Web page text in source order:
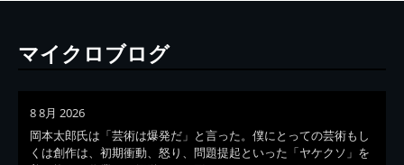
マイクロブログ
8 8月 2026
岡本太郎氏は「芸術は爆発だ」と言った。僕にとっての芸術もし
くは創作は、初期衝動、怒り、問題提起といった「ヤケクソ」を